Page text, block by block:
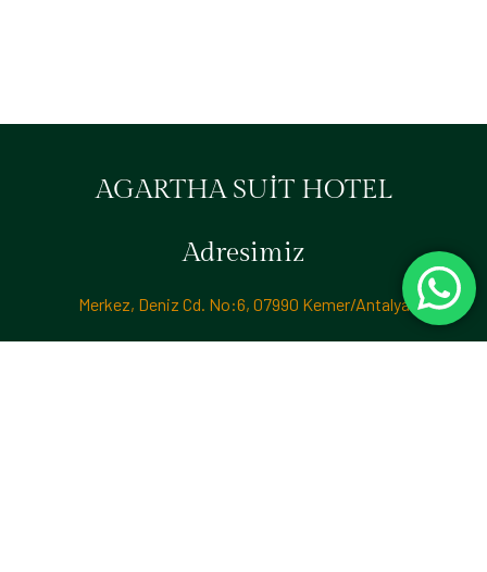
AGARTHA SUİT HOTEL
Adresimiz
Merkez, Deniz Cd. No:6, 07990 Kemer/Antalya